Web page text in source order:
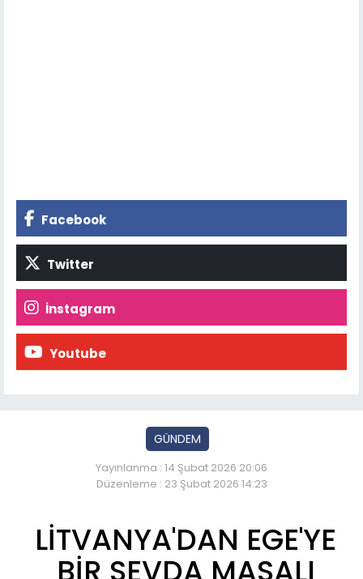
Facebook
Twitter
İnstagram
Youtube
GÜNDEM
Yayınlanma : 14 Şubat 2026 20:06
Düzenleme : 23 Şubat 2026 14:23
LİTVANYA'DAN EGE'YE